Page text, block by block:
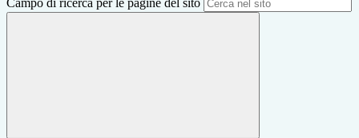
Campo di ricerca per le pagine del sito